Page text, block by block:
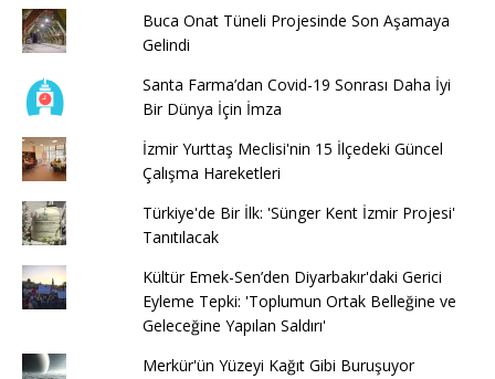
Buca Onat Tüneli Projesinde Son Aşamaya
Gelindi
Santa Farma’dan Covid-19 Sonrası Daha İyi
Bir Dünya İçin İmza
İzmir Yurttaş Meclisi'nin 15 İlçedeki Güncel
Çalışma Hareketleri
Türkiye'de Bir İlk: 'Sünger Kent İzmir Projesi'
Tanıtılacak
Kültür Emek-Sen’den Diyarbakır'daki Gerici
Eyleme Tepki: 'Toplumun Ortak Belleğine ve
Geleceğine Yapılan Saldırı'
Merkür'ün Yüzeyi Kağıt Gibi Buruşuyor